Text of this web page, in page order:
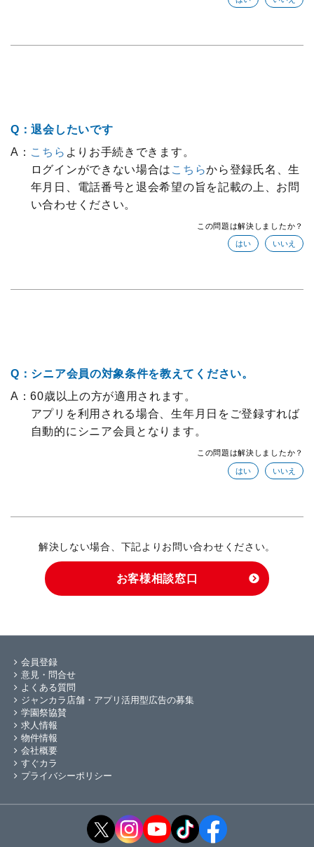
Q：退会したいです
A： こちら よりお手続きできます。
ログインができない場合は こちらから登録氏名、生
年月日、電話番号と退会希望の旨を記載の上、お問
い合わせください。
この問題は解決しましたか？
Q：シニア会員の対象条件を教えてください。
A：60歳以上の方が適用されます。
アプリを利用される場合、生年月日をご登録すれば
自動的にシニア会員となります。
この問題は解決しましたか？
解決しない場合、下記よりお問い合わせください。
お客様相談窓口
会員登録
意見・問合せ
よくある質問
ジャンカラ店舗・アプリ活用型広告の募集
学園祭協賛
求人情報
物件情報
会社概要
すぐカラ
プライバシーポリシー